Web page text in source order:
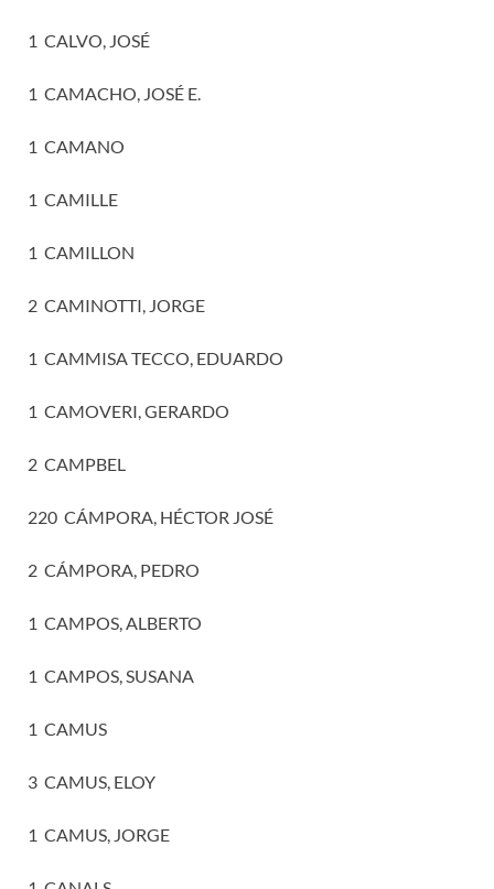
1 CALVO, JOSÉ
1 CAMACHO, JOSÉ E.
1 CAMANO
1 CAMILLE
1 CAMILLON
2 CAMINOTTI, JORGE
1 CAMMISA TECCO, EDUARDO
1 CAMOVERI, GERARDO
2 CAMPBEL
220 CÁMPORA, HÉCTOR JOSÉ
2 CÁMPORA, PEDRO
1 CAMPOS, ALBERTO
1 CAMPOS, SUSANA
1 CAMUS
3 CAMUS, ELOY
1 CAMUS, JORGE